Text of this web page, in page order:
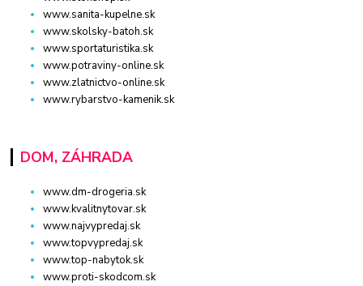
www.sanita-kupelne.sk
www.skolsky-batoh.sk
www.sportaturistika.sk
www.potraviny-online.sk
www.zlatnictvo-online.sk
www.rybarstvo-kamenik.sk
DOM, ZÁHRADA
www.dm-drogeria.sk
www.kvalitnytovar.sk
www.najvypredaj.sk
www.topvypredaj.sk
www.top-nabytok.sk
www.proti-skodcom.sk